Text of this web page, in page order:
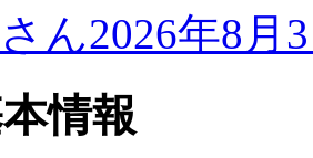
ん2026年8月
情報